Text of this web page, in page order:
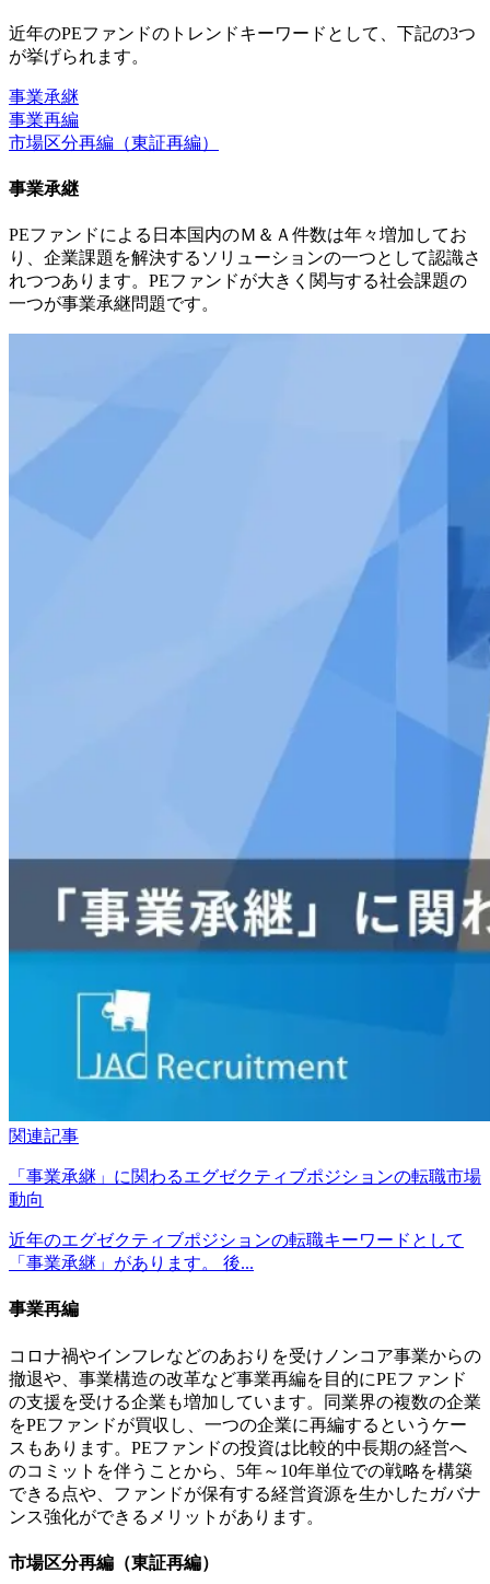
近年のPEファンドのトレンドキーワードとして、下記の3つ
が挙げられます。
事業承継
事業再編
市場区分再編（東証再編）
事業承継
PEファンドによる日本国内のＭ＆Ａ件数は年々増加してお
り、企業課題を解決するソリューションの一つとして認識さ
れつつあります。PEファンドが大きく関与する社会課題の
一つが事業承継問題です。
関連記事
「事業承継」に関わるエグゼクティブポジションの転職市場
動向
近年のエグゼクティブポジションの転職キーワードとして
「事業承継」があります。 後...
事業再編
コロナ禍やインフレなどのあおりを受けノンコア事業からの
撤退や、事業構造の改革など事業再編を目的にPEファンド
の支援を受ける企業も増加しています。同業界の複数の企業
をPEファンドが買収し、一つの企業に再編するというケー
スもあります。PEファンドの投資は比較的中長期の経営へ
のコミットを伴うことから、5年～10年単位での戦略を構築
できる点や、ファンドが保有する経営資源を生かしたガバナ
ンス強化ができるメリットがあります。
市場区分再編（東証再編）